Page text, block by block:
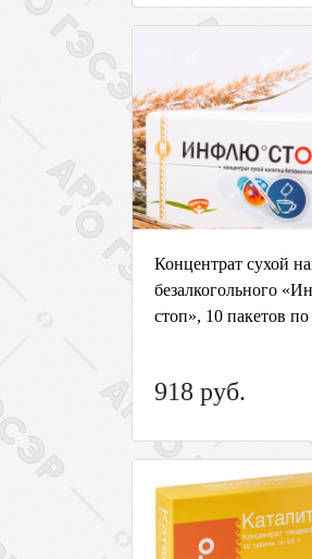
Концентрат сухой
безалкогольного
стоп», 10 пакетов по
918 руб.